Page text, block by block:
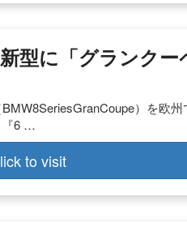
型に「グランクー
）を欧
『6 …
to visit